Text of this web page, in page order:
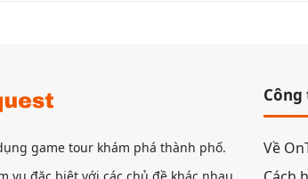
game tour khám phá thành phố.
Công
Về